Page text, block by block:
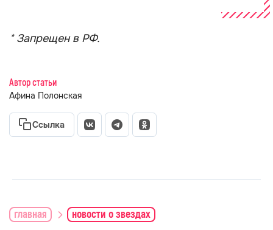
* Запрещен в РФ.
Автор статьи
Афина Полонская
Ссылка
главная новости о звездах